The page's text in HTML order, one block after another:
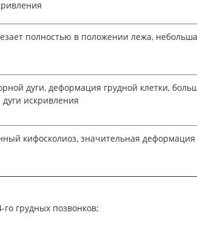
полностью в положении лежа,
дуги, деформация грудной клетки,
искривления
кифосколиоз, значительная деформация
грудных позвонков;